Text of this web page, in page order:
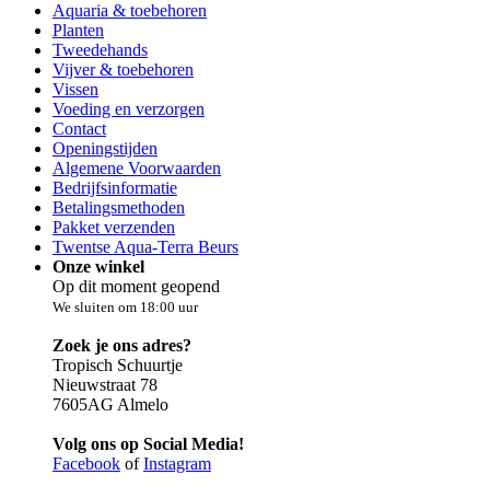
Aquaria & toebehoren
Planten
Tweedehands
Vijver & toebehoren
Vissen
Voeding en verzorgen
Contact
Openingstijden
Algemene Voorwaarden
Bedrijfsinformatie
Betalingsmethoden
Pakket verzenden
Twentse Aqua-Terra Beurs
Onze winkel
Op dit moment geopend
We sluiten om 18:00 uur
Zoek je ons adres?
Tropisch Schuurtje
Nieuwstraat 78
7605AG Almelo
Volg ons op Social Media!
Facebook ofInstagram